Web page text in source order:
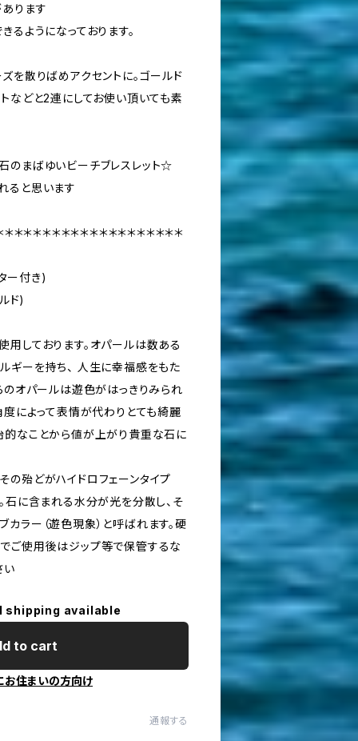
ります
るようになっております。
を散りばめアクセントに。ゴールド
などと2連にしてお使い頂いても素
のまばゆいビーチブレスレット☆
ると思います
＊＊＊＊＊＊＊＊＊＊＊＊＊＊＊＊＊＊
ー付き)
ド)
しております。オパールは数ある
ギーを持ち、 人生に幸福感をもた
のオパールは遊色がはっきりみられ
度によって表情が代わりとても綺麗
的なことから値が上がり貴重な石に
殆どがハイドロフェーンタイプ
石に含まれる水分が光を分散し、そ
ラー（遊色現象）と呼ばれます。硬
ご使用後はジップ等で保管するな
い
shipping available
to cart
お住まいの方向け
通報する